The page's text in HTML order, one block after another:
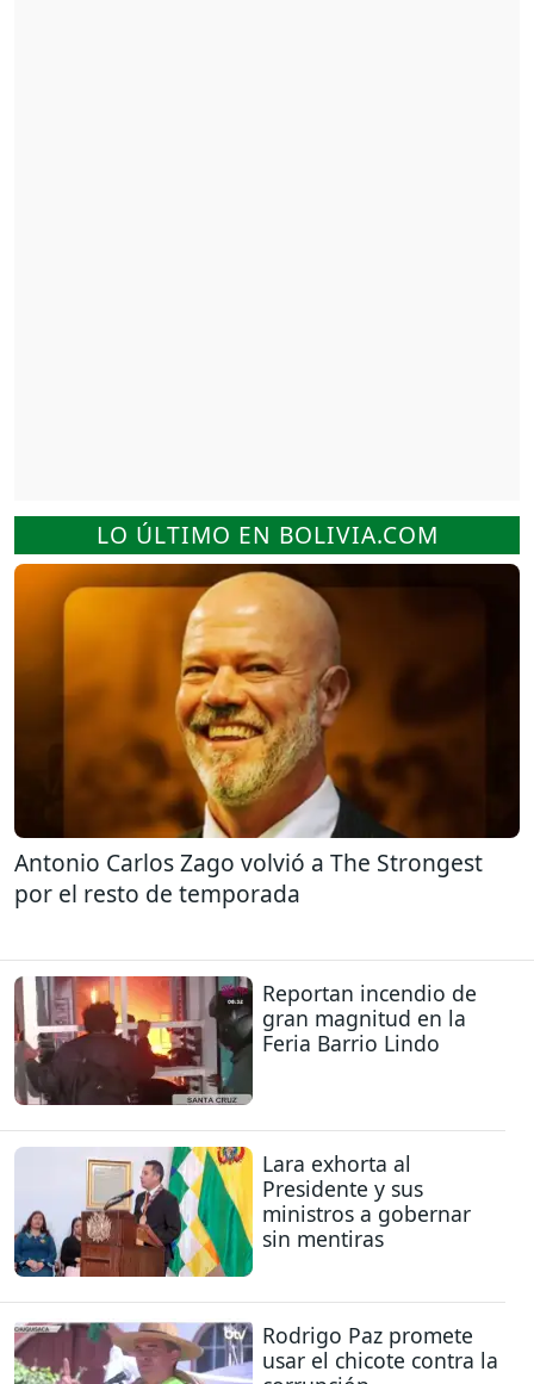
LO ÚLTIMO EN BOLIVIA.COM
Antonio Carlos Zago volvió a The Strongest
por el resto de temporada
Reportan incendio de
gran magnitud en la
Feria Barrio Lindo
Lara exhorta al
Presidente y sus
ministros a gobernar
sin mentiras
Rodrigo Paz promete
usar el chicote contra la